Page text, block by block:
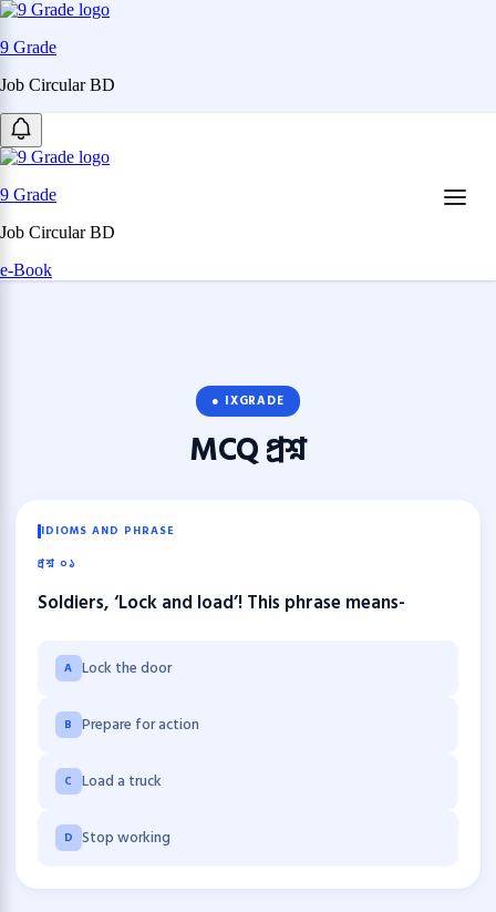
9 Grade
Job Circular BD
Skip
to
content
Enter)
9 Grade
Job Circular BD
e-Book
● IXGRADE
MCQপ্রশ্ন
IDIOMS AND PHRASE
প্রশ্ন ০১
Soldiers, ‘Lock and load’! This phrase means-
A Lock the door
B Prepare for action
C Load a truck
D Stop working